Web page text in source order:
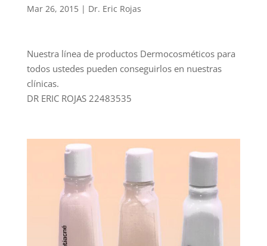
Mar 26, 2015| Dr. Eric Rojas
Nuestra línea de productos Dermocosméticos para
todos ustedes pueden conseguirlos en nuestras
clínicas.
DR ERIC ROJAS 22483535